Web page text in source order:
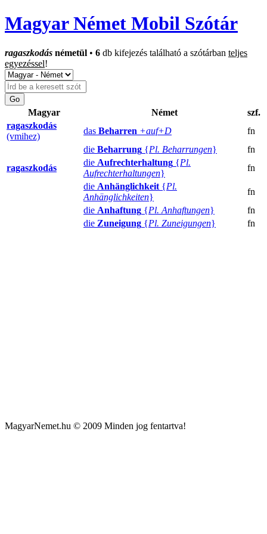
Magyar Német Mobil Szótár
ragaszkodás németül • 6 db kifejezés található a szótárban teljes
egyezéssel!
Magyar Német
szf.
ragaszkodás
(vmihez)
das Beharren +auf+D
fn
die Beharrung {Pl. Beharrungen}
fn
ragaszkodás
die Aufrechterhaltung {Pl.
Aufrechterhaltungen}
fn
die Anhänglichkeit {Pl.
Anhänglichkeiten}
fn
die Anhaftung {Pl. Anhaftungen}
fn
die Zuneigung {Pl. Zuneigungen} fn
MagyarNemet.hu © 2009 Minden jog fentartva!